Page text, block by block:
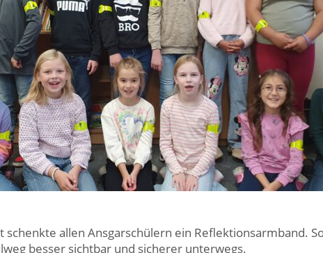
schenkte allen Ansgarschülern ein Reflektionsarmband.
besser sichtbar und sicherer unterwegs.